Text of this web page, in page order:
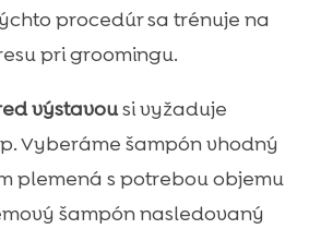
procedúr sa trénuje na
pri groomingu.
výstavousi vyžaduje
Vyberáme šampón vhodný
plemená s potrebou objemu
šampón nasledovaný